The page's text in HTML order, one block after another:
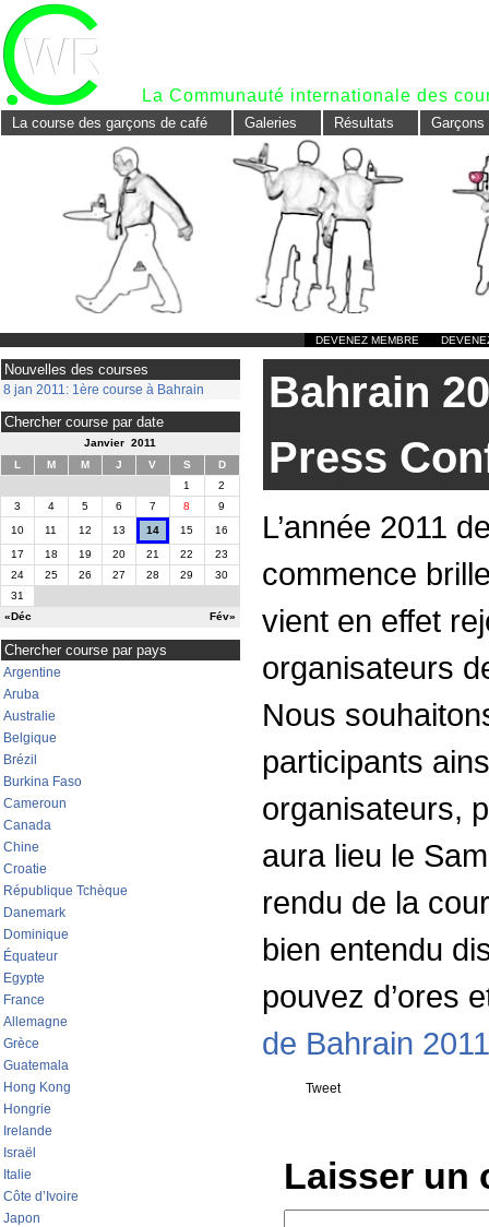
La Communauté internationale des
La course des garçons de café Galeries Résultats Garçons
DEVENEZ MEMBRE
Nouvelles des courses
8 jan 2011: 1ère course à Bahrain
Chercher course par date
Janvier 2011
L
M M J V S D
«Déc Fév»
1
2
3
4 5 6 7 8
9
10
11 12 13 14 15
16
17
18 19 20 21 22
23
24
25 26 27 28 29
30
31
Chercher course par pays
Argentine
Aruba
Australie
Belgique
Brézil
Burkina Faso
Cameroun
Canada
Chine
Croatie
République Tchèque
Danemark
Dominique
Équateur
Egypte
France
Allemagne
Grèce
Guatemala
Hong Kong
Hongrie
Irelande
Israël
Italie
Côte d’Ivoire
Japon
Bahrain
Press
L’année 2011
commence
vient en effet
organisateurs
Nous
participants
organisateurs,
aura lieu le
rendu de la
bien entendu
pouvez d’ores
de Bahrain 2011
Tweet
Laisser un